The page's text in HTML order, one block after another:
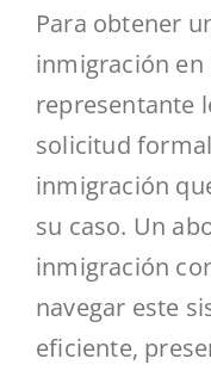
Para obtener
inmigración en
representante
solicitud
inmigración
su caso. Un
inmigración
navegar este
eficiente,